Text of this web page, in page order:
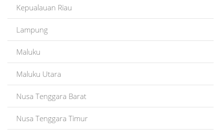
Kepualauan Riau
Lampung
Maluku
Maluku Utara
Nusa Tenggara Barat
Nusa Tenggara Timur